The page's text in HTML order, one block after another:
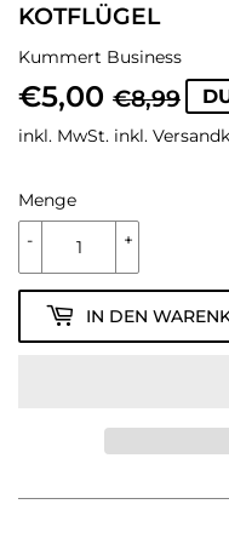
KOTFLÜGEL
Kummert Business
€5,00 €8,99
inkl. MwSt. inkl.
Menge
+
-
IN DEN